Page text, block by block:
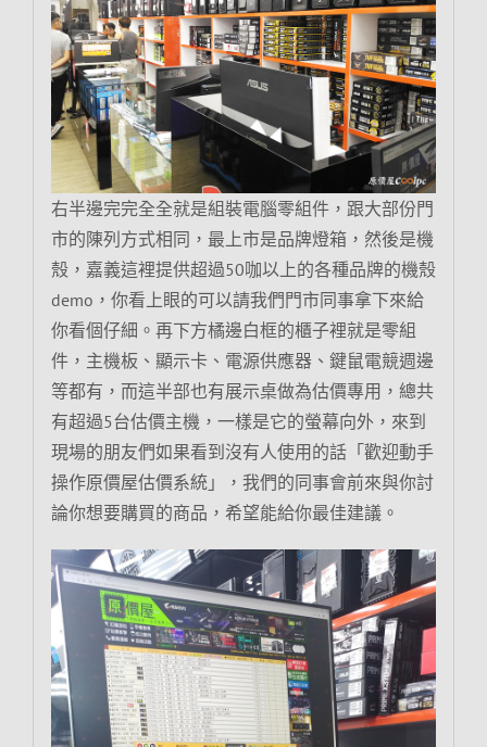
右半邊完完全全就是組裝電腦零組件，跟大部份門
市的陳列方式相同，最上市是品牌燈箱，然後是機
殼，嘉義這裡提供超過50咖以上的各種品牌的機殼
demo，你看上眼的可以請我們門市同事拿下來給
你看個仔細。再下方橘邊白框的櫃子裡就是零組
件，主機板、顯示卡、電源供應器、鍵鼠電競週邊
等都有，而這半部也有展示桌做為估價專用，總共
有超過5台估價主機，一樣是它的螢幕向外，來到
現場的朋友們如果看到沒有人使用的話「歡迎動手
操作原價屋估價系統」，我們的同事會前來與你討
論你想要購買的商品，希望能給你最佳建議。